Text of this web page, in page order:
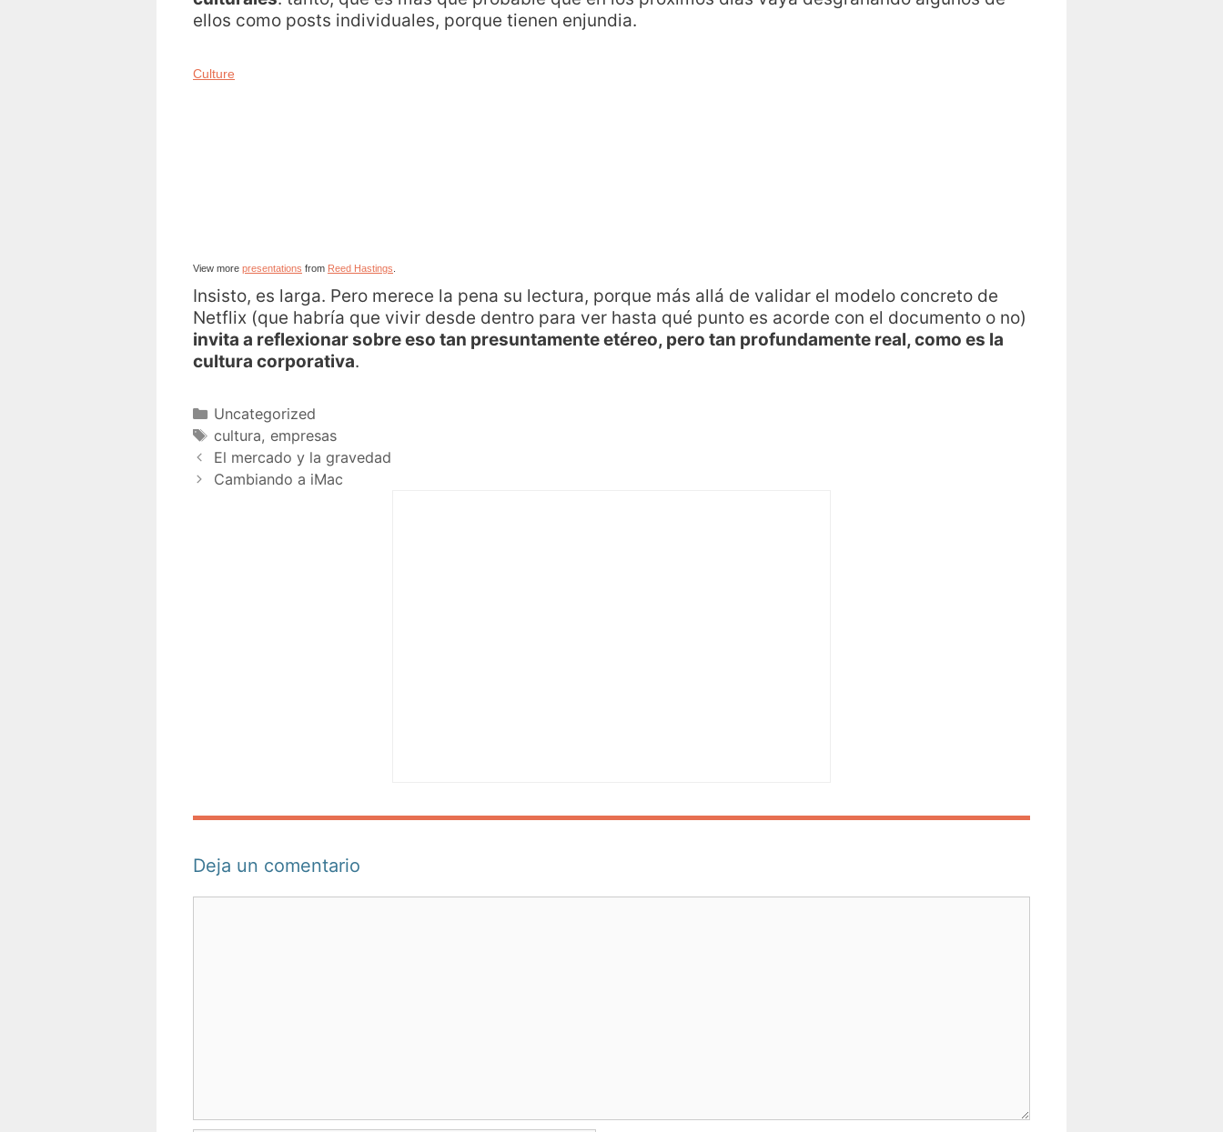
ellos como posts individuales, porque tienen enjundia.
Culture
View more presentations from Reed Hastings
Insisto, es larga. Pero merece la pena su lectura, porque más allá de validar el modelo concreto de
Netflix (que habría que vivir desde dentro para ver hasta qué punto es acorde con el documento o no)
invita a reflexionar sobre eso tan presuntamente etéreo, pero tan profundamente real, como es la
cultura corporativa.
Uncategorized
cultura, empresas
El mercado y la gravedad
Cambiando a iMac
Deja un comentario